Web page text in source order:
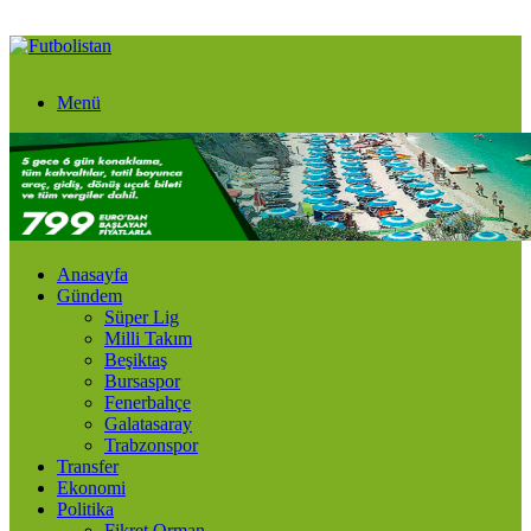
Menü
Anasayfa
Gündem
Süper Lig
Milli Takım
Beşiktaş
Bursaspor
Fenerbahçe
Galatasaray
Trabzonspor
Transfer
Ekonomi
Politika